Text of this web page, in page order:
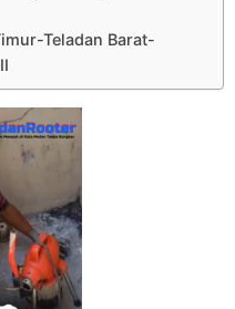
Teladan Barat-